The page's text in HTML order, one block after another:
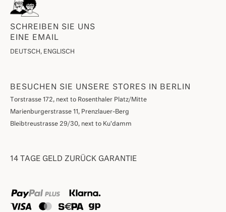
SCHREIBEN SIE UNS
EINE EMAIL
DEUTSCH, ENGLISCH
BESUCHEN SIE UNSERE STORES IN BERLIN
Torstrasse 172, next to Rosenthaler Platz/Mitte
Marienburgerstrasse 11, Prenzlauer-Berg
Bleibtreustrasse 29/30, next to Ku'damm
14 TAGE GELD ZURÜCK GARANTIE